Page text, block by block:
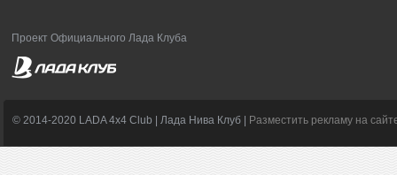
Проект Официального Лада Клуба
© 2014-2020 LADA 4x4 Club | Лада Нива Клуб | Разместить рекламу на